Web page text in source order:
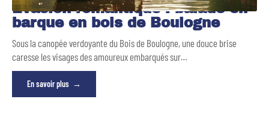
Évasion romantique : balade en
barque en bois de Boulogne
Sous la canopée verdoyante du Bois de Boulogne, une douce brise
caresse les visages des amoureux embarqués sur…
En savoir plus